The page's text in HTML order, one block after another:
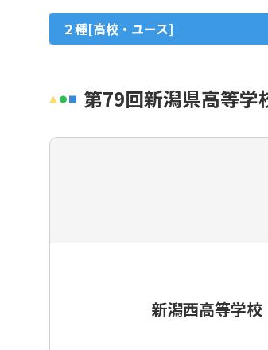
シニア（35歳以上）
イベント・フェスティバル
種別・選手登録とは
２種[高校・ユース]
第79回新潟県高等学
新潟西高等学校